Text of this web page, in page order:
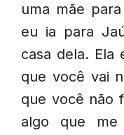
uma mãe
eu ia para
casa dela. Ela
que você vai
que você não
algo que me